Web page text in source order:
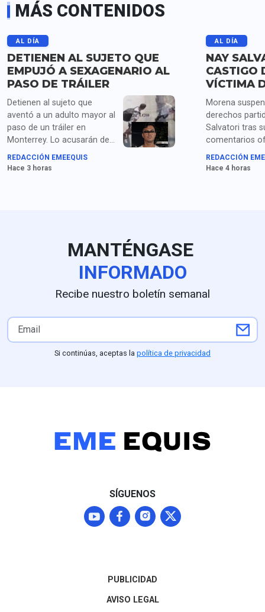
MÁS CONTENIDOS
AL DÍA
DETIENEN AL SUJETO QUE
EMPUJÓ A SEXAGENARIO AL
PASO DE TRÁILER
Detienen al sujeto que
aventó a un adulto mayor al
paso de un tráiler en
Monterrey. Lo acusarán de
homicidio y posesión de
droga.
REDACCIÓN EMEEQUIS
Hace 3 horas
AL DÍA
NAY
CASTIGO
VÍCTIMA
Morena
derechos
Salvatori tras
comentarios
contra
tercera edad.
REDACCIÓN
Hace 4 horas
MANTÉNGASE
INFORMADO
Recibe nuestro boletín semanal
Si continúas, aceptas la política de privacidad
SÍGUENOS
PUBLICIDAD
AVISO LEGAL